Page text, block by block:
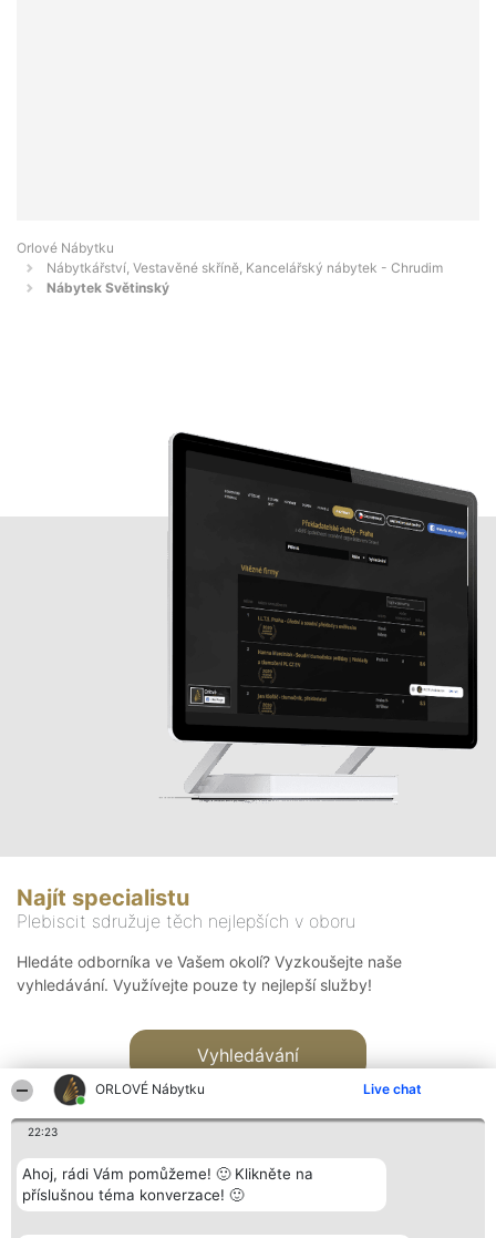
ORLOVÉ Nábytku Live chat
22:23
Ahoj, rádi Vám pomůžeme! 🙂 Klikněte na
příslušnou téma konverzace! 🙂
Orlové Nábytku
Nábytkářství, Vestavěné skříně, Kancelářský nábytek - Chrudim
Nábytek Světinský
Najít specialistu
Plebiscit sdružuje těch nejlepších v oboru
Hledáte odborníka ve Vašem okolí? Vyzkoušejte naše
vyhledávání. Využívejte pouze ty nejlepší služby!
Vyhledávání
Bright Side Solutions sp. z o. Vítězové Kontakt